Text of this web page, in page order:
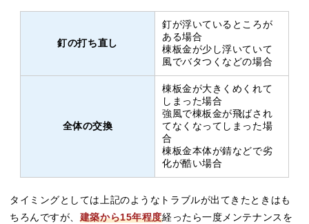
釘の打ち直し
釘が浮いているところが
ある場合
棟板金が少し浮いていて
風でバタつくなどの場合
全体の交換
棟板金が大きくめくれて
しまった場合
強風で棟板金が飛ばされ
てなくなってしまった場
合
棟板金本体が錆などで劣
化が酷い場合
タイミングとしては上記のようなトラブルが出てきたときはも
ちろんですが、 建築から15年程度経ったら一度メンテナンスを